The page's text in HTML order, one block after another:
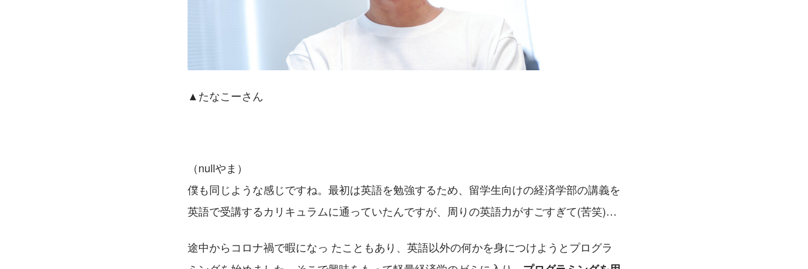
▲たなこーさん
（nullやま）
僕も同じような感じですね。最初は英語を勉強するため、留学生向けの経済学部の講義を
英語で受講するカリキュラムに通っていたんですが、周りの英語力がすごすぎて(苦笑)…
途中からコロナ禍で暇になっ たこともあり、英語以外の何かを身につけようとプログラ